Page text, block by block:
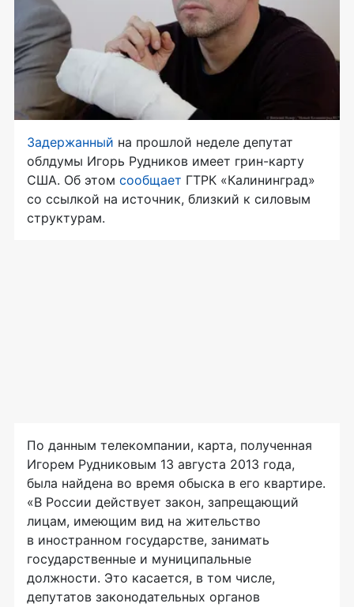
Задержанный на прошлой неделе депутат
облдумы Игорь Рудников имеет грин-карту
США. Об этом сообщает ГТРК «Калининград»
со ссылкой на источник, близкий к силовым
структурам.
По данным телекомпании, карта, полученная
Игорем Рудниковым 13 августа 2013 года,
была найдена во время обыска в его квартире.
«В России действует закон, запрещающий
лицам, имеющим вид на жительство
в иностранном государстве, занимать
государственные и муниципальные
должности. Это касается, в том числе,
депутатов законодательных органов